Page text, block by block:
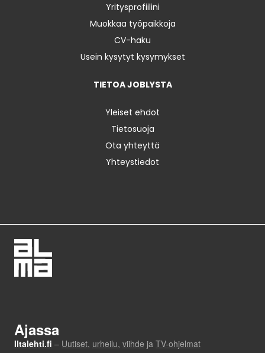
Yritysprofiilini
Muokkaa työpaikkoja
CV-haku
Usein kysytyt kysymykset
TIETOA JOBLYSTA
Yleiset ehdot
Tietosuoja
Ota yhteyttä
Yhteystiedot